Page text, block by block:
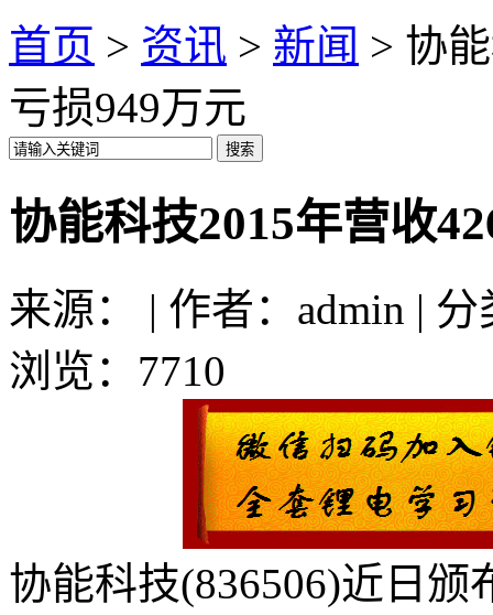
首页 > 资讯 > 新闻 > 协
亏损949万元
协能科技2015年营收
来源： | 作者：admin | 分
浏览：7710
协能科技(836506)近日颁